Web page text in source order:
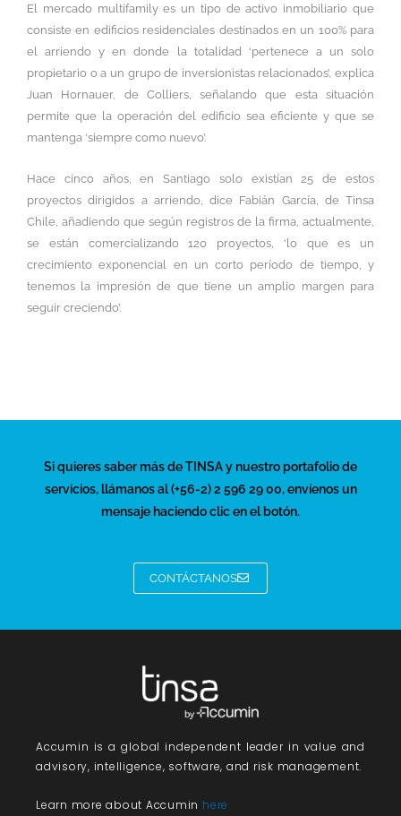
El mercado multifamily es un tipo de activo inmobiliario que
consiste en edificios residenciales destinados en un 100% para
el arriendo y en donde la totalidad ‘pertenece a un solo
propietario o a un grupo de inversionistas relacionados’, explica
Juan Hornauer, de Colliers, señalando que esta situación
permite que la operación del edificio sea eficiente y que se
mantenga ‘siempre como nuevo’.
Hace cinco años, en Santiago solo existían 25 de estos
proyectos dirigidos a arriendo, dice Fabián García, de Tinsa
Chile, añadiendo que según registros de la firma, actualmente,
se están comercializando 120 proyectos, ‘lo que es un
crecimiento exponencial en un corto período de tiempo, y
tenemos la impresión de que tiene un amplio margen para
seguir creciendo’.
Si quieres saber más de TINSA y nuestro portafolio de
servicios, llámanos al (+56-2) 2 596 29 00, envíenos un
mensaje haciendo clic en el botón.
CONTÁCTANOS
Accumin is a global independent leader in value and
advisory, intelligence, software, and risk management.
Learn more about Accumin here